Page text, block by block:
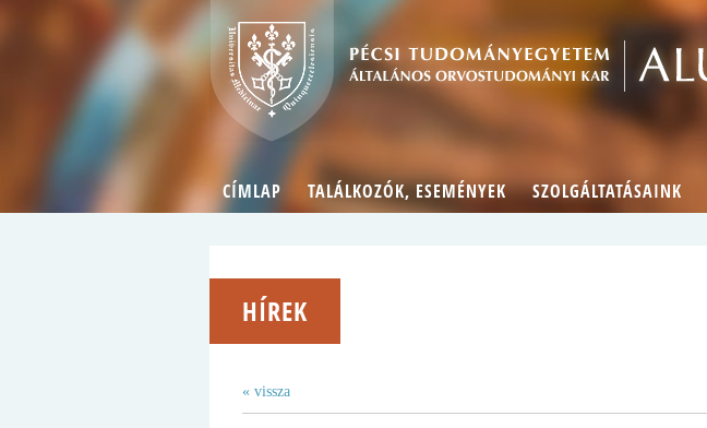
CÍMLAP TALÁLKOZÓK, ESEMÉNYEK SZOLGÁLTATÁSAINK
HÍREK
« vissza